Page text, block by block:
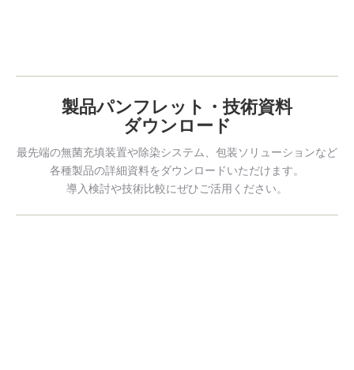
製品パンフレット・技術資料
ダウンロード
最先端の無菌充填装置や除染システム、包装ソリューションなど
各種製品の詳細資料をダウンロードいただけます。
導入検討や技術比較にぜひご活用ください。